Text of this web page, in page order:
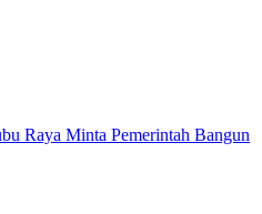
Raya Minta Pemerintah Bangun